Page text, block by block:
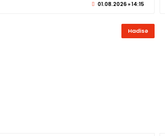
01.08.2026 » 14:15
Hadisə